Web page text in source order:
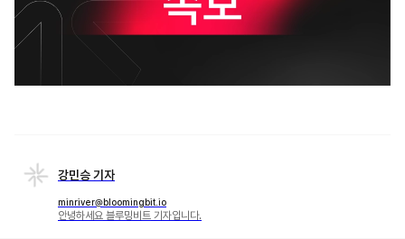
강민승 기자
minriver@bloomingbit.io
안녕하세요 블루밍비트 기자입니다.